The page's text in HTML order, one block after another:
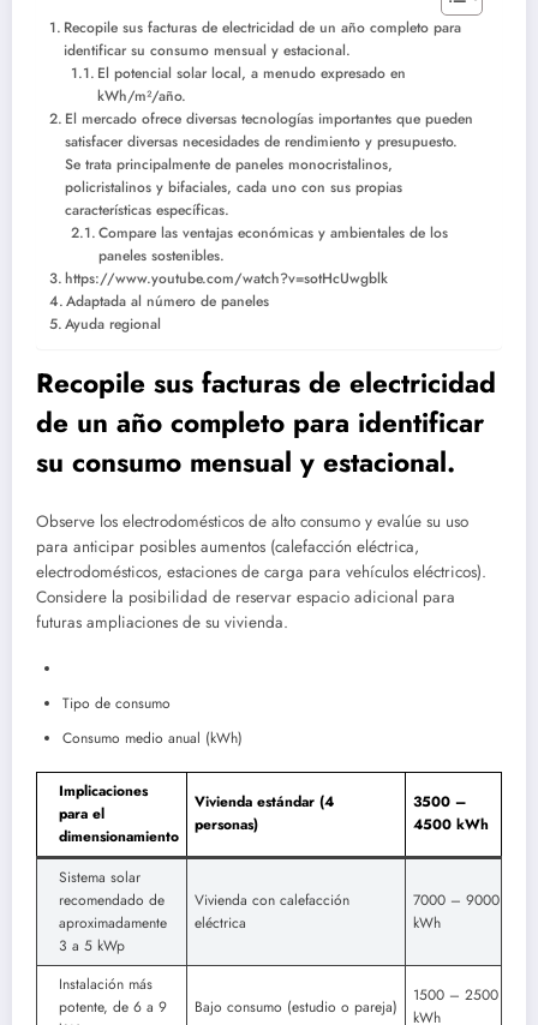
Recopile sus facturas de electricidad de un año completo para
identificar su consumo mensual y estacional.
El potencial solar local, a menudo expresado en
kWh/m²/año.
El mercado ofrece diversas tecnologías importantes que pueden
satisfacer diversas necesidades de rendimiento y presupuesto.
Se trata principalmente de paneles monocristalinos,
policristalinos y bifaciales, cada uno con sus propias
características específicas.
Compare las ventajas económicas y ambientales de los
paneles sostenibles.
https://www.youtube.com/watch?v=sotHcUwgblk
Adaptada al número de paneles
Ayuda regional
Recopile sus facturas de electricidad
de un año completo para identificar
su consumo mensual y estacional.
Observe los electrodomésticos de alto consumo y evalúe su uso
para anticipar posibles aumentos (calefacción eléctrica,
electrodomésticos, estaciones de carga para vehículos eléctricos).
Considere la posibilidad de reservar espacio adicional para
futuras ampliaciones de su vivienda.
Tipo de consumo
Consumo medio anual (kWh)
Implicaciones
para el
dimensionamiento
Vivienda estándar (4
personas)
3500 –
4500 kWh
Sistema solar
recomendado de
aproximadamente
3 a 5 kWp
Vivienda con calefacción
eléctrica
7000 – 9000
kWh
Instalación más
potente, de 6 a 9
Bajo consumo (estudio o pareja)
1500 – 2500
kWh